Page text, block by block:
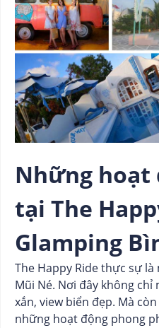
Những hoạt
tại The
Glamping
The Happy Ride thực sự
Mũi Né. Nơi đây không
xắn, view biển đẹp. Mà
những hoạt động phong